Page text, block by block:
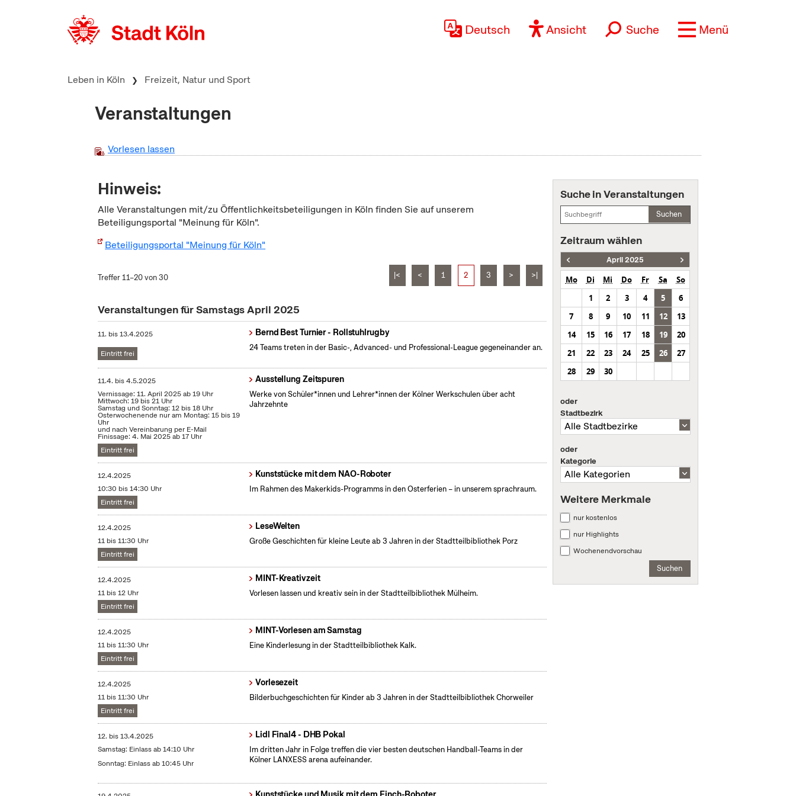
Deutsch Ansicht Suche Menü
Leben in Köln Freizeit, Natur und Sport
Veranstaltungen
Vorlesen lassen
Hinweis:
Alle Veranstaltungen mit/zu Öffentlichkeitsbeteiligungen in Köln finden Sie auf unserem
Beteiligungsportal "Meinung für Köln".
Beteiligungsportal "Meinung für Köln"
Treffer 11–20 von 30 |< < 1 2 3 > >|
Veranstaltungen für Samstags April 2025
11. bis13.4.2025
Eintritt frei
Bernd Best Turnier - Rollstuhlrugby
24 Teams treten in der Basic-, Advanced- und Professional-League gegeneinander an.
11.4. bis4.5.2025
Vernissage: 11. April 2025 ab 19 Uhr
Mittwoch: 19 bis 21 Uhr
Samstag und Sonntag: 12 bis 18 Uhr
Osterwochenende nur am Montag: 15 bis 19
Uhr
und nach Vereinbarung per E-Mail
Finissage: 4. Mai 2025 ab 17 Uhr
Eintritt frei
Ausstellung Zeitspuren
Werke von Schüler*innen und Lehrer*innen der Kölner Werkschulen über acht
Jahrzehnte
12.4.2025
10:30 bis 14:30 Uhr
Eintritt frei
Kunststücke mit dem NAO-Roboter
Im Rahmen des Makerkids-Programms in den Osterferien – in unserem sprachraum.
12.4.2025
11 bis 11:30 Uhr
Eintritt frei
LeseWelten
Große Geschichten für kleine Leute ab 3 Jahren in der Stadtteilbibliothek Porz
12.4.2025
11 bis 12 Uhr
Eintritt frei
MINT-Kreativzeit
Vorlesen lassen und kreativ sein in der Stadtteilbibliothek Mülheim.
12.4.2025
11 bis 11:30 Uhr
Eintritt frei
MINT-Vorlesen am Samstag
Eine Kinderlesung in der Stadtteilbibliothek Kalk.
12.4.2025
11 bis 11:30 Uhr
Eintritt frei
Vorlesezeit
Bilderbuchgeschichten für Kinder ab 3 Jahren in der Stadtteilbibliothek Chorweiler
12. bis13.4.2025
Samstag: Einlass ab 14:10 Uhr
Sonntag: Einlass ab 10:45 Uhr
Lidl Final4 - DHB Pokal
Im dritten Jahr in Folge treffen die vier besten deutschen Handball-Teams in der
Kölner LANXESS arena aufeinander.
Suche in Veranstaltungen
Suchen
Zeitraum wählen
April 2025
Mo Di Mi Do Fr Sa
So
1
2 3 4 5
6
7
8 9 10 11 12
13
14
15 16 17 18 19
20
21
22 23 24 25 26
27
28
29 30
oder
Stadtbezirk
oder
Kategorie
Weitere Merkmale
nur kostenlos
nur Highlights
Wochenendvorschau
Suchen